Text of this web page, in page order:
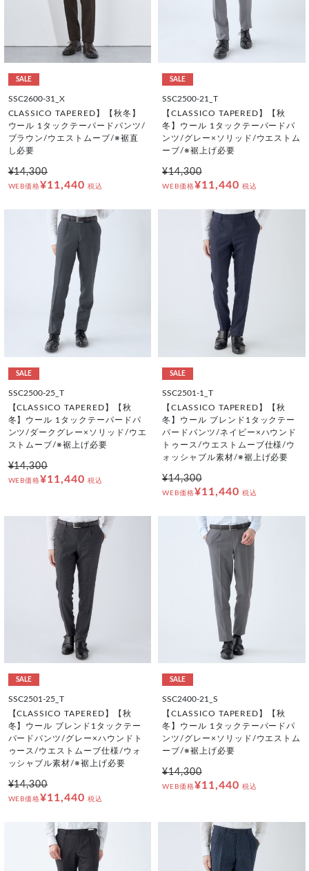
SALE
SSC2600-31_X
CLASSICO TAPERED】【秋冬】
ウール 1タックテーパードパンツ/
ブラウン/ウエストムーブ/※裾直
し必要
¥14,300
WEB価格¥11,440 税込
SALE
SSC2500-21_T
【CLASSICO TAPERED】【秋
冬】ウール 1タックテーパードパ
ンツ/グレー×ソリッド/ウエストム
ーブ/※裾上げ必要
¥14,300
WEB価格¥11,440 税込
SALE
SSC2500-25_T
【CLASSICO TAPERED】【秋
冬】ウール 1タックテーパードパ
ンツ/ダークグレー×ソリッド/ウエ
ストムーブ/※裾上げ必要
¥14,300
WEB価格¥11,440 税込
SALE
SSC2501-1_T
【CLASSICO TAPERED】【秋
冬】ウール ブレンド1タックテー
パードパンツ/ネイビー×ハウンド
トゥース/ウエストムーブ仕様/ウ
ォッシャブル素材/※裾上げ必要
¥14,300
WEB価格¥11,440 税込
SALE
SSC2501-25_T
【CLASSICO TAPERED】【秋
冬】ウール ブレンド1タックテー
パードパンツ/グレー×ハウンドト
ゥース/ウエストムーブ仕様/ウォ
ッシャブル素材/※裾上げ必要
¥14,300
WEB価格¥11,440 税込
SALE
SSC2400-21_S
【CLASSICO TAPERED】【秋
冬】ウール 1タックテーパードパ
ンツ/グレー×ソリッド/ウエストム
ーブ/※裾上げ必要
¥14,300
WEB価格¥11,440 税込